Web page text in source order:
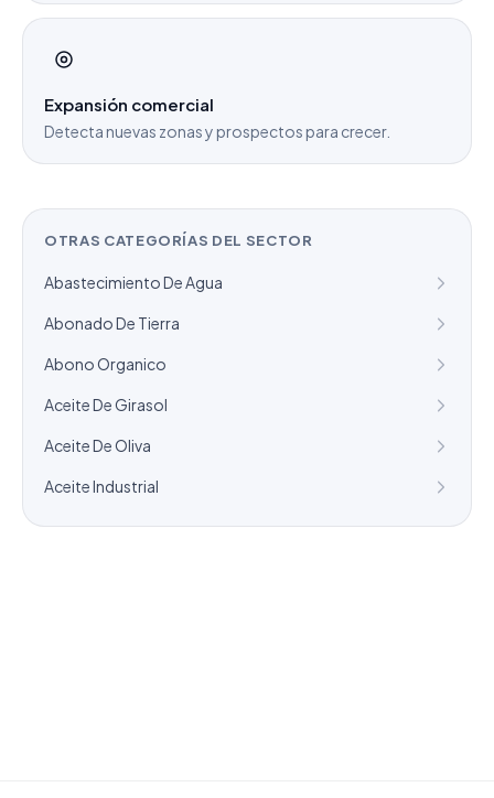
Expansión comercial
Detecta nuevas zonas y prospectos para crecer.
OTRAS CATEGORÍAS DEL SECTOR
Abastecimiento De Agua
Abonado De Tierra
Abono Organico
Aceite De Girasol
Aceite De Oliva
Aceite Industrial